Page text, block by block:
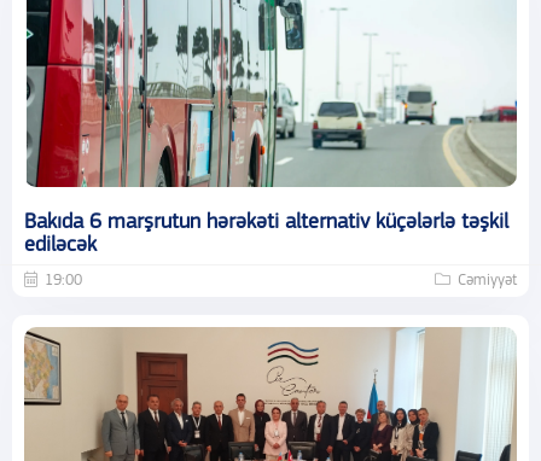
Bakıda 6 marşrutun hərəkəti alternativ küçələrlə təşkil
ediləcək
19:00 Cəmiyyət